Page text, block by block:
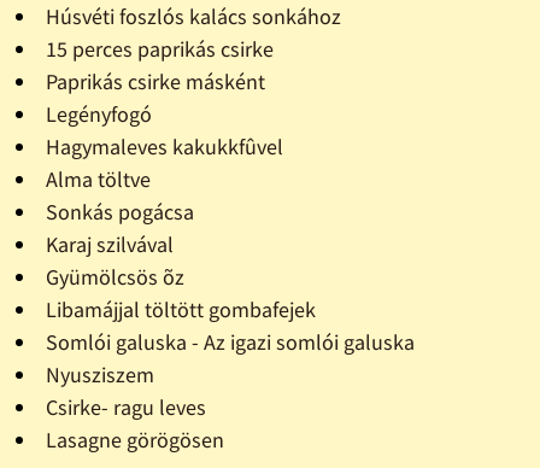
Húsvéti foszlós kalács sonkához
15 perces paprikás csirke
Paprikás csirke másként
Legényfogó
Hagymaleves kakukkfûvel
Alma töltve
Sonkás pogácsa
Karaj szilvával
Gyümölcsös õz
Libamájjal töltött gombafejek
Somlói galuska - Az igazi somlói galuska
Nyusziszem
Csirke- ragu leves
Lasagne görögösen